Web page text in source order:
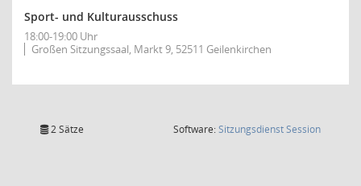
Sport- und Kulturausschuss
18:00-19:00 Uhr
Großen Sitzungssaal, Markt 9, 52511 Geilenkirchen
2 Sätze Software:SitzungsdienstSession(Wird in